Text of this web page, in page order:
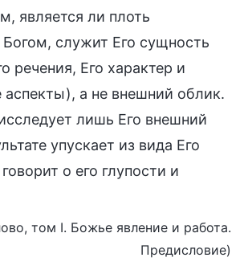
является ли плоть
служит Его сущность
речения, Его характер и
аспекты), а не внешний облик.
лишь Его внешний
упускает из вида Его
о его глупости и
том I. Божье явление и работа.
Предисловие)